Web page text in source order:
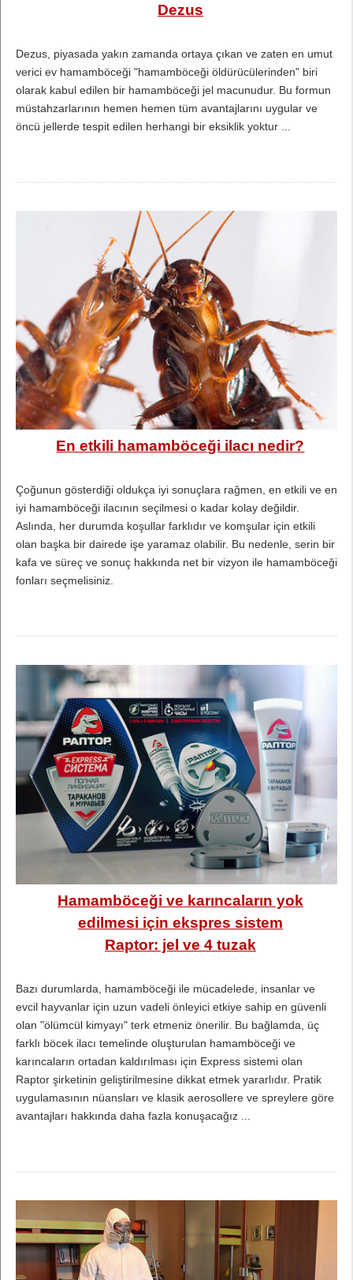
Dezus
Dezus, piyasada yakın zamanda ortaya çıkan ve zaten en umut
verici ev hamamböceği "hamamböceği öldürücülerinden" biri
olarak kabul edilen bir hamamböceği jel macunudur. Bu formun
müstahzarlarının hemen hemen tüm avantajlarını uygular ve
öncü jellerde tespit edilen herhangi bir eksiklik yoktur ...
En etkili hamamböceği ilacı nedir?
Çoğunun gösterdiği oldukça iyi sonuçlara rağmen, en etkili ve en
iyi hamamböceği ilacının seçilmesi o kadar kolay değildir.
Aslında, her durumda koşullar farklıdır ve komşular için etkili
olan başka bir dairede işe yaramaz olabilir. Bu nedenle, serin bir
kafa ve süreç ve sonuç hakkında net bir vizyon ile hamamböceği
fonları seçmelisiniz.
Hamamböceği ve karıncaların yok
edilmesi için ekspres sistem
Raptor: jel ve 4 tuzak
Bazı durumlarda, hamamböceği ile mücadelede, insanlar ve
evcil hayvanlar için uzun vadeli önleyici etkiye sahip en güvenli
olan "ölümcül kimyayı" terk etmeniz önerilir. Bu bağlamda, üç
farklı böcek ilacı temelinde oluşturulan hamamböceği ve
karıncaların ortadan kaldırılması için Express sistemi olan
Raptor şirketinin geliştirilmesine dikkat etmek yararlıdır. Pratik
uygulamasının nüansları ve klasik aerosollere ve spreylere göre
avantajları hakkında daha fazla konuşacağız ...